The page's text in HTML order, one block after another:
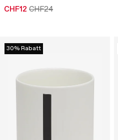
CHF12 CHF24
30% Rabatt